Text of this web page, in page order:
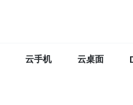
云手机 云桌面